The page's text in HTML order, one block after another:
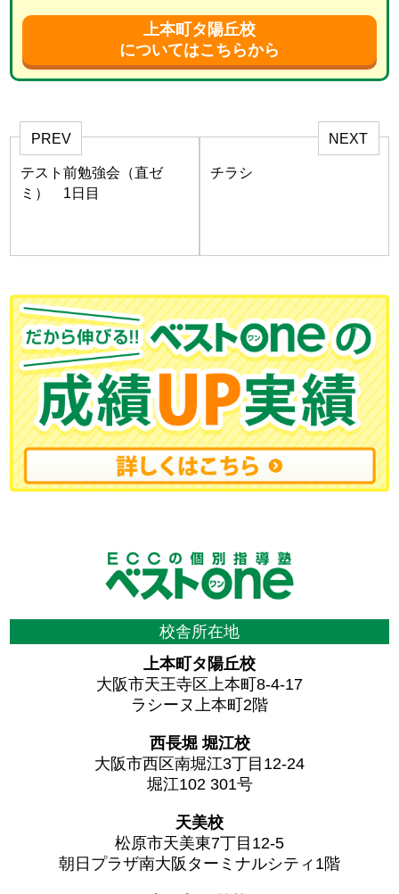
上本町タ陽丘校
についてはこちらから
PREV
テスト前勉強会（直ゼ
ミ） 1日目
NEXT
チラシ
校舎所在地
上本町タ陽丘校
大阪市天王寺区上本町8-4-17
ラシーヌ上本町2階
西長堀 堀江校
大阪市西区南堀江3丁目12-24
堀江102 301号
天美校
松原市天美東7丁目12-5
朝日プラザ南大阪ターミナルシティ1階